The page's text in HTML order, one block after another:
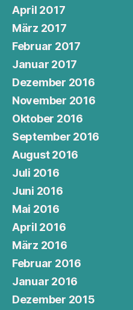
April 2017
März 2017
Februar 2017
Januar 2017
Dezember 2016
November 2016
Oktober 2016
September 2016
August 2016
Juli 2016
Juni 2016
Mai 2016
April 2016
März 2016
Februar 2016
Januar 2016
Dezember 2015